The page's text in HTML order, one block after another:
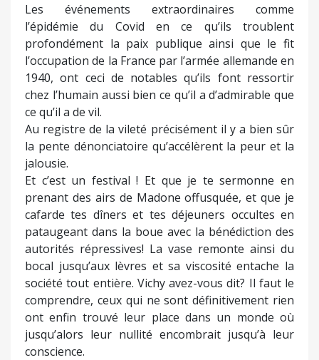
Les événements extraordinaires comme
l’épidémie du Covid en ce qu’ils troublent
profondément la paix publique ainsi que le fit
l’occupation de la France par l’armée allemande en
1940, ont ceci de notables qu’ils font ressortir
chez l’humain aussi bien ce qu’il a d’admirable que
ce qu’il a de vil.
Au registre de la vileté précisément il y a bien sûr
la pente dénonciatoire qu’accélèrent la peur et la
jalousie.
Et c’est un festival ! Et que je te sermonne en
prenant des airs de Madone offusquée, et que je
cafarde tes dîners et tes déjeuners occultes en
pataugeant dans la boue avec la bénédiction des
autorités répressives! La vase remonte ainsi du
bocal jusqu’aux lèvres et sa viscosité entache la
société tout entière. Vichy avez-vous dit? Il faut le
comprendre, ceux qui ne sont définitivement rien
ont enfin trouvé leur place dans un monde où
jusqu’alors leur nullité encombrait jusqu’à leur
conscience.